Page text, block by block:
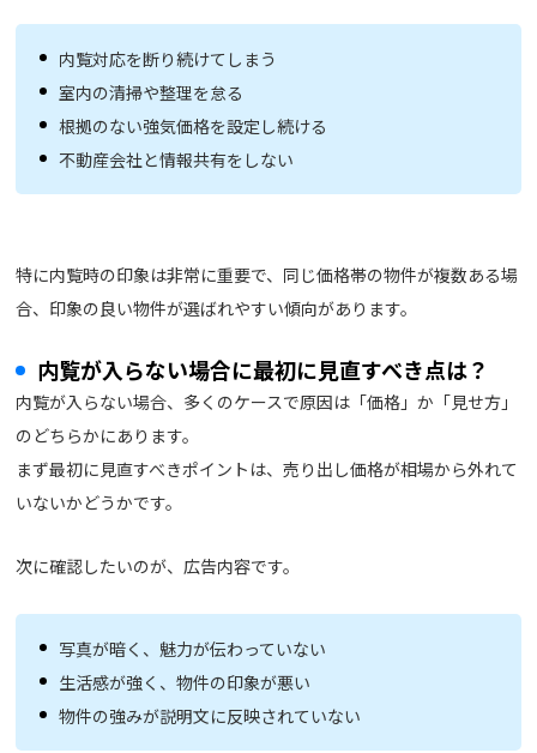
内覧対応を断り続けてしまう
室内の清掃や整理を怠る
根拠のない強気価格を設定し続ける
不動産会社と情報共有をしない
特に内覧時の印象は非常に重要で、同じ価格帯の物件が複数ある場
合、印象の良い物件が選ばれやすい傾向があります。
内覧が入らない場合に最初に見直すべき点は？
内覧が入らない場合、多くのケースで原因は「価格」か「見せ方」
のどちらかにあります。
まず最初に見直すべきポイントは、売り出し価格が相場から外れて
いないかどうかです。
次に確認したいのが、広告内容です。
写真が暗く、魅力が伝わっていない
生活感が強く、物件の印象が悪い
物件の強みが説明文に反映されていない